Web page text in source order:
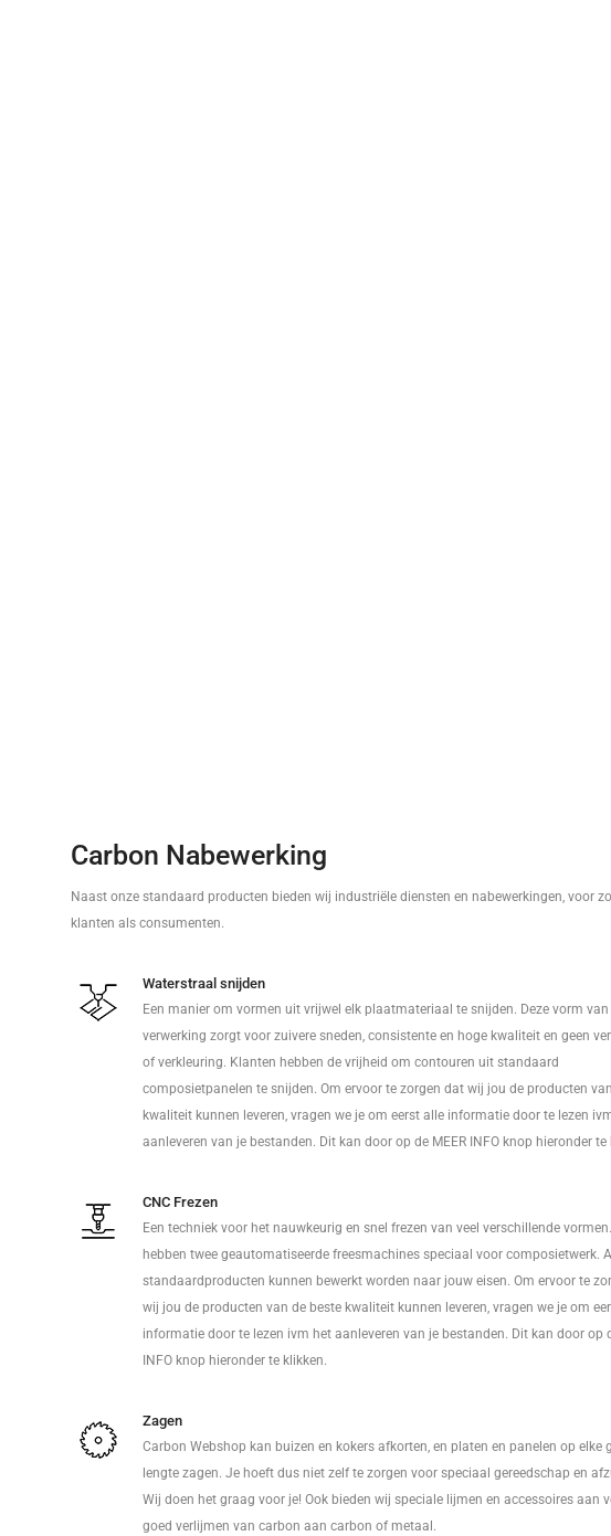
Carbon Nabewerking
Naast onze standaard producten bieden wij industriële diensten en nabewerkingen, voor
klanten als consumenten.
Waterstraal snijden
Een manier om vormen uit vrijwel elk plaatmateriaal te snijden. Deze vorm van
verwerking zorgt voor zuivere sneden, consistente en hoge kwaliteit en geen
of verkleuring. Klanten hebben de vrijheid om contouren uit standaard
composietpanelen te snijden. Om ervoor te zorgen dat wij jou de producten
kwaliteit kunnen leveren, vragen we je om eerst alle informatie door te lezen
aanleveren van je bestanden. Dit kan door op de MEER INFO knop hieronder te
CNC Frezen
Een techniek voor het nauwkeurig en snel frezen van veel verschillende
hebben twee geautomatiseerde freesmachines speciaal voor composietwerk.
standaardproducten kunnen bewerkt worden naar jouw eisen. Om ervoor te
wij jou de producten van de beste kwaliteit kunnen leveren, vragen we je om
informatie door te lezen ivm het aanleveren van je bestanden. Dit kan door op
INFO knop hieronder te klikken.
Zagen
Carbon Webshop kan buizen en kokers afkorten, en platen en panelen op elke
lengte zagen. Je hoeft dus niet zelf te zorgen voor speciaal gereedschap en
Wij doen het graag voor je! Ook bieden wij speciale lijmen en accessoires aan
goed verlijmen van carbon aan carbon of metaal.